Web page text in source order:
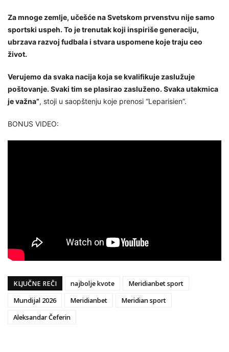
Za mnoge zemlje, učešće na Svetskom prvenstvu nije samo
sportski uspeh. To je trenutak koji inspiriše generaciju,
ubrzava razvoj fudbala i stvara uspomene koje traju ceo
život.
Verujemo da svaka nacija koja se kvalifikuje zaslužuje
poštovanje. Svaki tim se plasirao zasluženo. Svaka utakmica
je važna”, stoji u saopštenju koje prenosi “Leparisien”.
BONUS VIDEO:
KLJUČNE REČI najbolje kvote
Meridianbet sport
Mundijal 2026
Meridianbet
Meridian sport
Aleksandar Čeferin